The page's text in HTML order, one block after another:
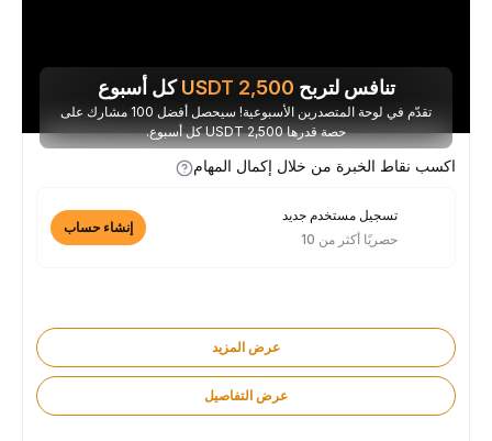
تنافس لتربح 2,500
USDTكل أسبوع
تقدّم في لوحة المتصدرين الأسبوعية! سيحصل أفضل 100 مشارك على
حصة قدرها 2,500 USDT كل أسبوع.
اكسب نقاط الخبرة من خلال إكمال المهام
تسجيل مستخدم جديد
حصريًا أكثر من 10
إنشاء حساب
عرض المزيد
عرض التفاصيل